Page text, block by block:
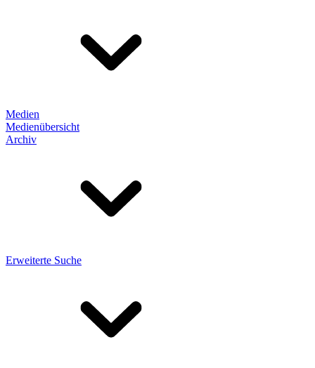
Medien
Medienübersicht
Archiv
Erweiterte Suche